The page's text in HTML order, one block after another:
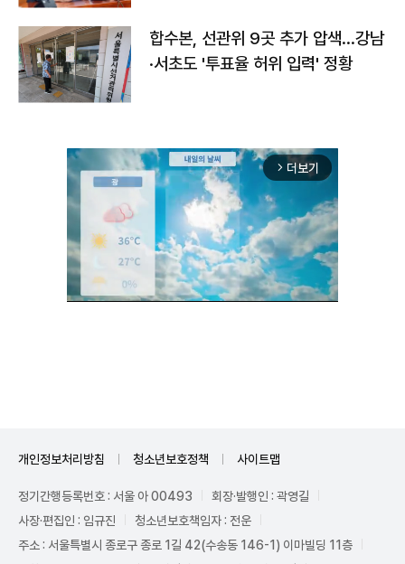
합수본, 선관위 9곳 추가 압색…강남
·서초도 '투표율 허위 입력' 정황
arrow_forward_ios 더보기
개인정보처리방침 청소년보호정책 사이트맵
정기간행등록번호 : 서울 아 00493
회장·발행인 : 곽영길
사장·편집인 : 임규진
청소년보호책임자 : 전운
주소 : 서울특별시 종로구 종로 1길 42(수송동 146-1) 이마빌딩 11층